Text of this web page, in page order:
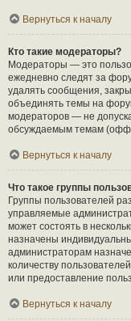
Вернуться к началу
Кто такие модераторы?
Модераторы — это
ежедневно следят за
удалять сообщения,
объединять темы на
модераторов — не
обсуждаемым темам
Вернуться к началу
Что такое группы
Группы пользователей
управляемые
может состоять в
назначены
администраторам
количеству
или предоставление
Вернуться к началу